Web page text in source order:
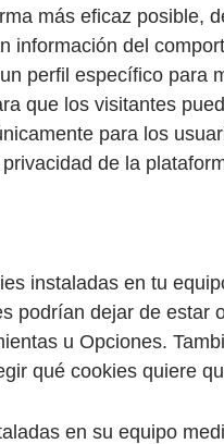
más eficaz posible,
información del
perfil específico para
que los visitantes
para los
de la
instaladas en tu
podrían dejar de
u Opciones.
qué cookies quiere
en su equipo